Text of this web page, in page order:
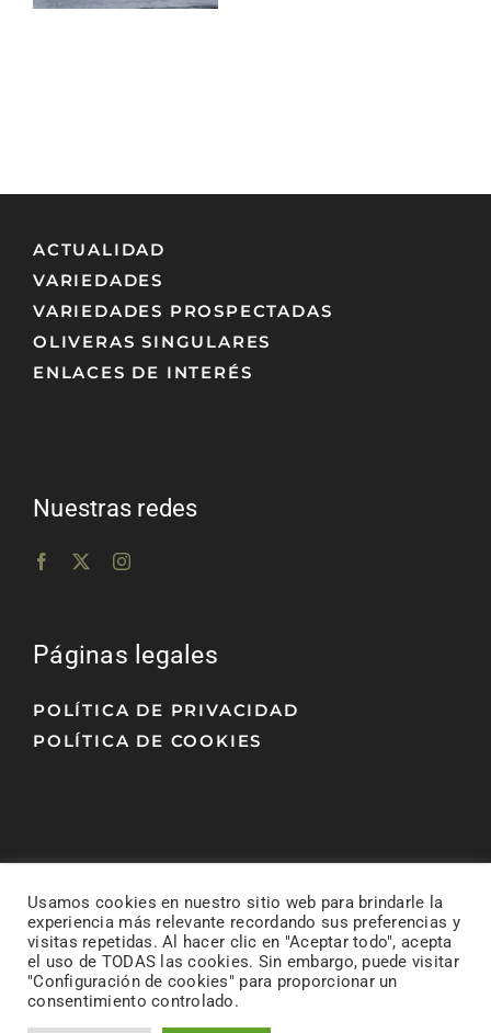
ACTUALIDAD
VARIEDADES
VARIEDADES PROSPECTADAS
OLIVERAS SINGULARES
ENLACES DE INTERÉS
Nuestras redes
Páginas legales
POLÍTICA DE PRIVACIDAD
POLÍTICA DE COOKIES
© Todos los derechos reservados.• Diseño y
desarrollo web realizado por
Usamos cookies en nuestro sitio web para brindarle la
experiencia más relevante recordando sus preferencias y
visitas repetidas. Al hacer clic en "Aceptar todo", acepta
el uso de TODAS las cookies. Sin embargo, puede visitar
"Configuración de cookies" para proporcionar un
consentimiento controlado.